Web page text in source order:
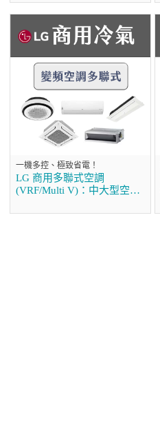
一機多控、極致省電！
LG 商用多聯式空調
(VRF/Multi V)：中大型空間